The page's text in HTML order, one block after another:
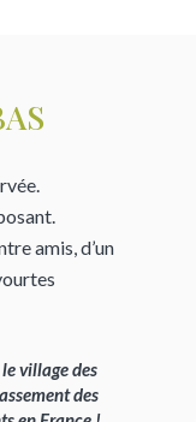
amis, d’un
village des
des